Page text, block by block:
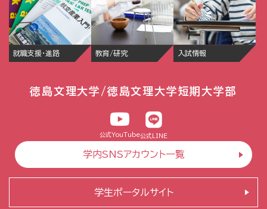
就職支援・進路 教育/研究 入試情報
徳島文理大学/徳島文理大学短期大学部
公式YouTube公式LINE
学内SNSアカウント一覧
学生ポータルサイト